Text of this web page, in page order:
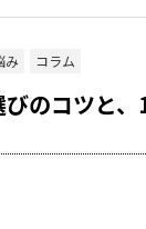
み コラム
のコツと